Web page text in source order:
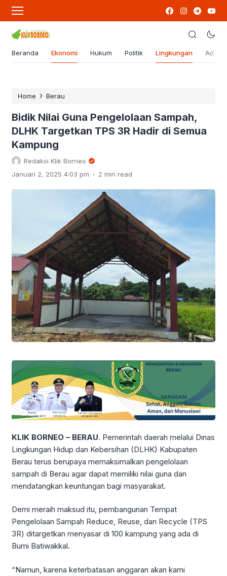
Beranda Ekonomi Hukum Politik Lingkungan
Home › Berau
Bidik Nilai Guna Pengelolaan Sampah,
DLHK Targetkan TPS 3R Hadir di Semua
Kampung
Redaksi Klik Borneo
Januari 2, 2025 4:03 pm . 2 min read
KLIK BORNEO – BERAU. Pemerintah daerah melalui Dinas
Lingkungan Hidup dan Kebersihan (DLHK) Kabupaten
Berau terus berupaya memaksimalkan pengelolaan
sampah di Berau agar dapat memiliki nilai guna dan
mendatangkan keuntungan bagi masyarakat.
Demi meraih maksud itu, pembangunan Tempat
Pengelolaan Sampah Reduce, Reuse, dan Recycle (TPS
3R) ditargetkan menyasar di 100 kampung yang ada di
Bumi Batiwakkal.
“Namun, karena keterbatasan anggaran akan kami